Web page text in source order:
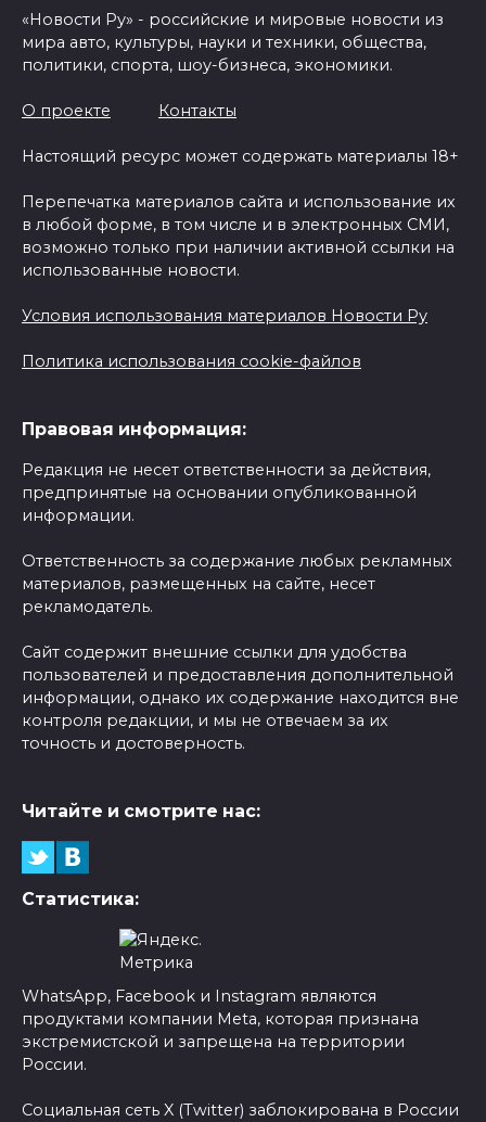
«Новости Ру» - российские и мировые новости из
мира авто, культуры, науки и техники, общества,
политики, спорта, шоу-бизнеса, экономики.
О проекте Контакты
Настоящий ресурс может содержать материалы 18+
Перепечатка материалов сайта и использование их
в любой форме, в том числе и в электронных СМИ,
возможно только при наличии активной ссылки на
использованные новости.
Условия использования материалов Новости Ру
Политика использования cookie-файлов
Правовая информация:
Редакция не несет ответственности за действия,
предпринятые на основании опубликованной
информации.
Ответственность за содержание любых рекламных
материалов, размещенных на сайте, несет
рекламодатель.
Сайт содержит внешние ссылки для удобства
пользователей и предоставления дополнительной
информации, однако их содержание находится вне
контроля редакции, и мы не отвечаем за их
точность и достоверность.
Читайте и смотрите нас:
Статистика:
WhatsApp, Facebook и Instagram являются
продуктами компании Meta, которая признана
экстремистской и запрещена на территории
России.
Социальная сеть X (Twitter) заблокирована в России